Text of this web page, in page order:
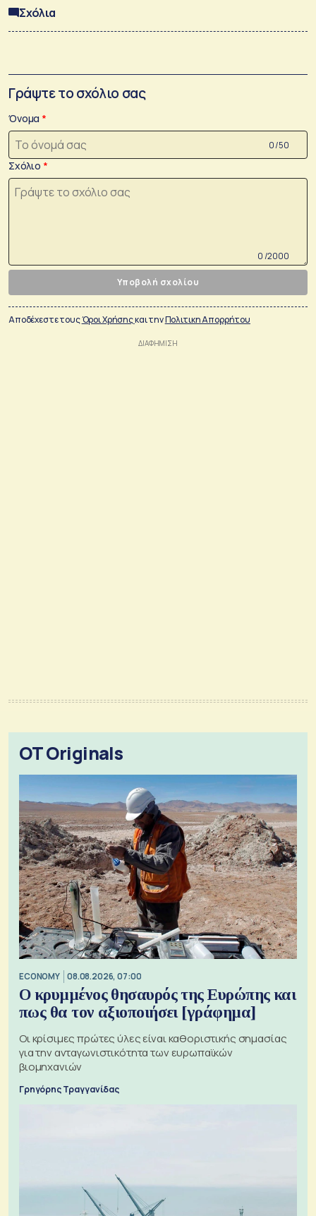
Σχόλια
Γράψτε το σχόλιο σας
Όνομα
0 /50
Σχόλιο
0 /2000
Υποβολή σχολίου
Αποδέχεστε τουςΌροι Χρήσηςκαι τηνΠολιτικη Απορρήτου
OT Originals
ECONOMY 08.08.2026, 07:00
Ο κρυμμένος θησαυρός της Ευρώπης και
πως θα τον αξιοποιήσει [γράφημα]
Οι κρίσιμες πρώτες ύλες είναι καθοριστικής σημασίας
για την ανταγωνιστικότητα των ευρωπαϊκών
βιομηχανιών
Γρηγόρης Τραγγανίδας